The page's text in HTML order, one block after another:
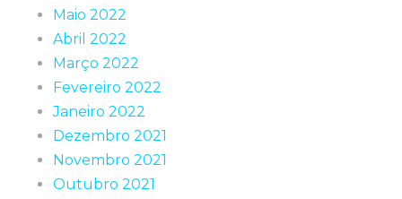
Maio 2022
Abril 2022
Março 2022
Fevereiro 2022
Janeiro 2022
Dezembro 2021
Novembro 2021
Outubro 2021